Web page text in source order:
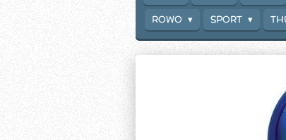
ROWO
SPORT